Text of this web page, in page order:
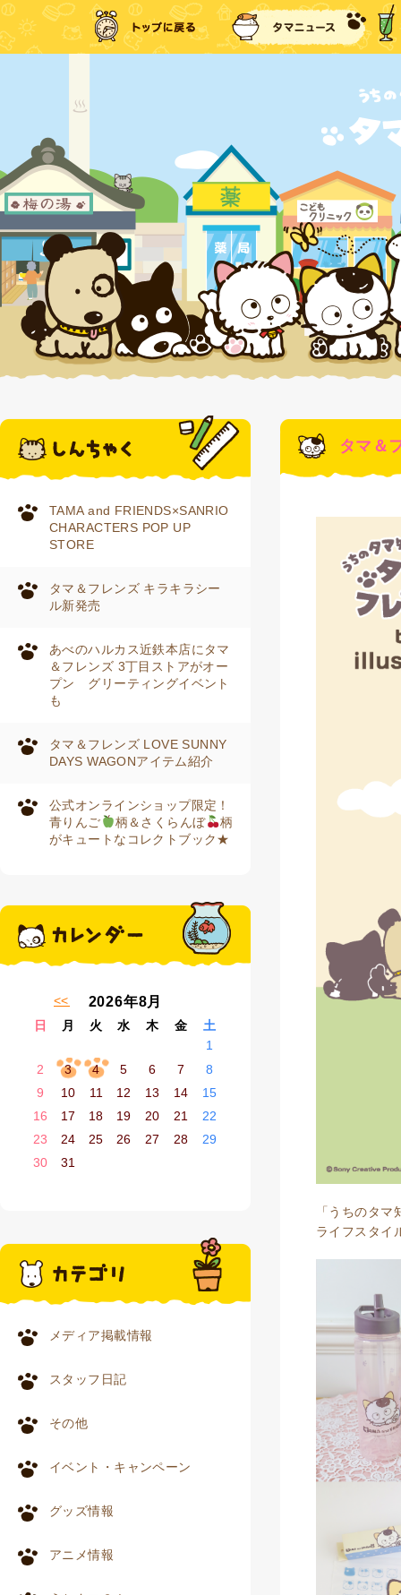
トップに戻る タ
TAMA and FRIENDS×SANRIO
CHARACTERS POP UP
STORE
タマ＆フレンズ キラキラシー
ル新発売
あべのハルカス近鉄本店にタマ
＆フレンズ 3丁目ストアがオー
プン グリーティングイベント
も
タマ＆フレンズ LOVE SUNNY
DAYS WAGONアイテム紹介
公式オンラインショップ限定！
青りんご
柄＆さくらんぼ
柄
がキュートなコレクトブック★
2026年8月
日 月 火 水 木 金 土
« 7月
1
2
3 4 5 6 7
8
9
10 11 12 13 14
15
16
17 18 19 20 21
22
23
24 25 26 27 28
29
30
31
メディア掲載情報
スタッフ日記
その他
イベント・キャンペーン
グッズ情報
アニメ情報
タマ＆
「うちのタ
ライフスタイ